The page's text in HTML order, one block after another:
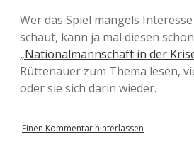
Wer das Spiel mangels
schaut, kann ja mal diesen
„Nationalmannschaft in der
Rüttenauer zum Thema lesen,
oder sie sich darin wieder.
Einen Kommentar hinterlassen